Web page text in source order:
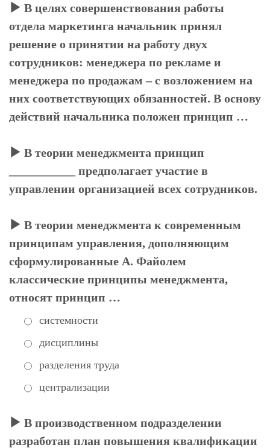
В целях совершенствования работы
отдела маркетинга начальник принял
решение о принятии на работу двух
сотрудников: менеджера по рекламе и
менеджера по продажам – с возложением на
них соответствующих обязанностей. В основу
действий начальника положен принцип …
В теории менеджмента принцип
___________ предполагает участие в
управлении организацией всех сотрудников.
В теории менеджмента к современным
принципам управления, дополняющим
сформулированные А. Файолем
классические принципы менеджмента,
относят принцип …
системности
дисциплины
разделения труда
централизации
В производственном подразделении
разработан план повышения квалификации